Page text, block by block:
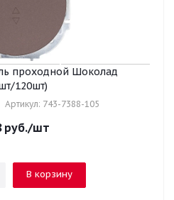
проходной Шоколад
120шт)
Артикул: 743-7388-105
руб./шт
В корзину